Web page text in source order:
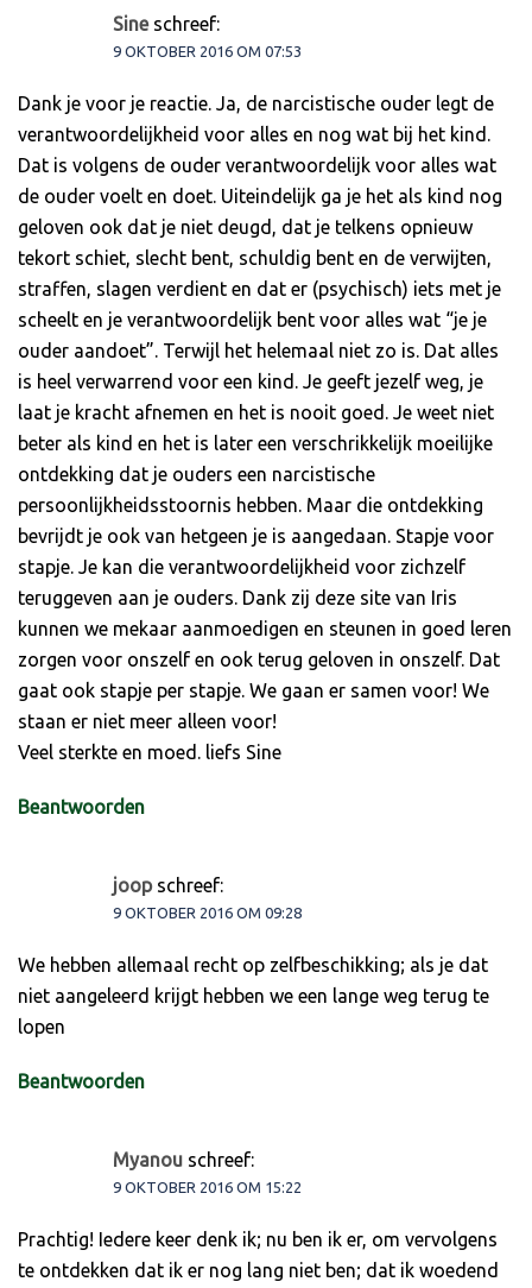
Sine schreef:
9 OKTOBER 2016 OM 07:53
Dank je voor je reactie. Ja, de narcistische ouder legt de
verantwoordelijkheid voor alles en nog wat bij het kind.
Dat is volgens de ouder verantwoordelijk voor alles wat
de ouder voelt en doet. Uiteindelijk ga je het als kind nog
geloven ook dat je niet deugd, dat je telkens opnieuw
tekort schiet, slecht bent, schuldig bent en de verwijten,
straffen, slagen verdient en dat er (psychisch) iets met je
scheelt en je verantwoordelijk bent voor alles wat “je je
ouder aandoet”. Terwijl het helemaal niet zo is. Dat alles
is heel verwarrend voor een kind. Je geeft jezelf weg, je
laat je kracht afnemen en het is nooit goed. Je weet niet
beter als kind en het is later een verschrikkelijk moeilijke
ontdekking dat je ouders een narcistische
persoonlijkheidsstoornis hebben. Maar die ontdekking
bevrijdt je ook van hetgeen je is aangedaan. Stapje voor
stapje. Je kan die verantwoordelijkheid voor zichzelf
teruggeven aan je ouders. Dank zij deze site van Iris
kunnen we mekaar aanmoedigen en steunen in goed leren
zorgen voor onszelf en ook terug geloven in onszelf. Dat
gaat ook stapje per stapje. We gaan er samen voor! We
staan er niet meer alleen voor!
Veel sterkte en moed. liefs Sine
Beantwoorden
joop schreef:
9 OKTOBER 2016 OM 09:28
We hebben allemaal recht op zelfbeschikking; als je dat
niet aangeleerd krijgt hebben we een lange weg terug te
lopen
Beantwoorden
Myanou schreef:
9 OKTOBER 2016 OM 15:22
Prachtig! Iedere keer denk ik; nu ben ik er, om vervolgens
te ontdekken dat ik er nog lang niet ben; dat ik woedend